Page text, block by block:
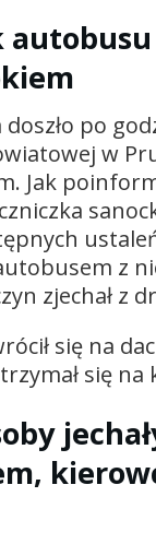
po
w
Jak
z
zjechał z
się na
się na